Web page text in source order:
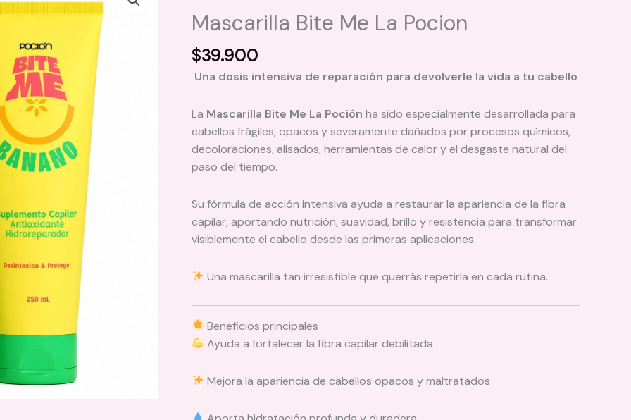
Mascarilla Bite Me La Pocion
$39.900
Una dosis intensiva de reparación para devolverle la vida a tu cabello
La Mascarilla Bite Me La Poción ha sido especialmente desarrollada para
cabellos frágiles, opacos y severamente dañados por procesos químicos,
decoloraciones, alisados, herramientas de calor y el desgaste natural del
paso del tiempo.
Su fórmula de acción intensiva ayuda a restaurar la apariencia de la fibra
capilar, aportando nutrición, suavidad, brillo y resistencia para transformar
visiblemente el cabello desde las primeras aplicaciones.
Una mascarilla tan irresistible que querrás repetirla en cada rutina.
Beneficios principales
Ayuda a fortalecer la fibra capilar debilitada
Mejora la apariencia de cabellos opacos y maltratados
Mini Perfume Capilar y Corporal
Milagros - Irresistible
12.000
$
35.000